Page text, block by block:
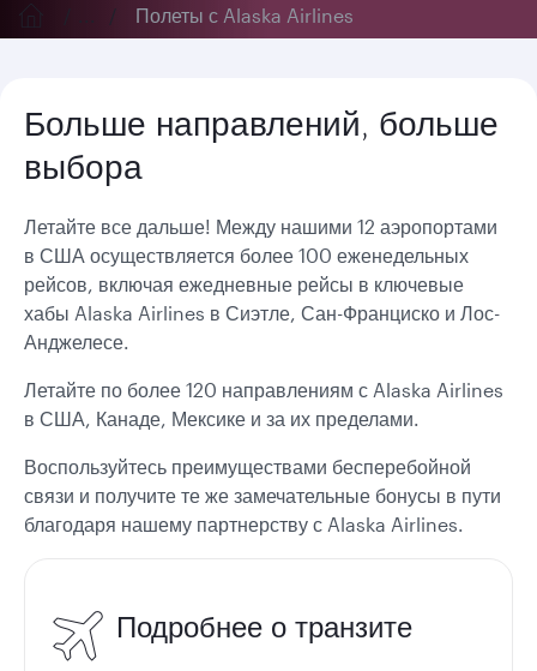
Полеты с Alaska Airlines
Больше направлений, больше
выбора
Летайте все дальше! Между нашими 12 аэропортами
в США осуществляется более 100 еженедельных
рейсов, включая ежедневные рейсы в ключевые
хабы Alaska Airlines в Сиэтле, Сан-Франциско и Лос-
Анджелесе.
Летайте по более 120 направлениям с Alaska Airlines
в США, Канаде, Мексике и за их пределами.
Воспользуйтесь преимуществами бесперебойной
связи и получите те же замечательные бонусы в пути
благодаря нашему партнерству с Alaska Airlines.
Подробнее о транзите